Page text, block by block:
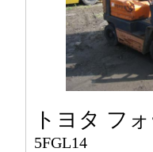
トヨタ フ
5FGL14